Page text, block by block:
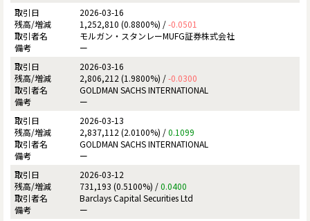
2026-03-16
1,252,810 (0.8800%) /-0.0501
モルガン・スタンレーMUFG証券株式会社
ー
2026-03-16
2,806,212 (1.9800%) /-0.0300
GOLDMAN SACHS INTERNATIONAL
ー
2026-03-13
2,837,112 (2.0100%) /0.1099
GOLDMAN SACHS INTERNATIONAL
ー
2026-03-12
731,193 (0.5100%) /0.0400
Barclays Capital Securities Ltd
ー